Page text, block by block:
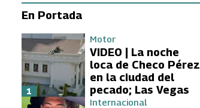
En Portada
Motor
VIDEO | La noche
loca de Checo Pérez
en la ciudad del
pecado; Las Vegas
1
Internacional